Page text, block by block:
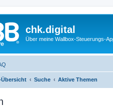
chk.digital
Über meine Wallbox-Steuerungs-
Übersicht Suche Aktive Themen